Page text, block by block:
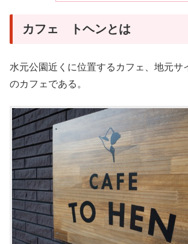
カフェ トヘンとは
水元公園近くに位置するカフェ、地元サ
のカフェである。